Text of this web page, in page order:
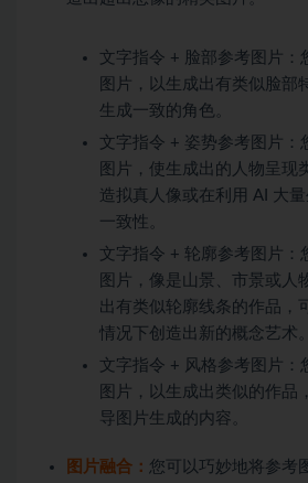
文字指令 + 脸部参考图片：
图片，以生成出有类似脸部
生成一致的角色。
文字指令 + 姿势参考图片：
图片，使生成出的人物呈现
造拟真人像或在利用 AI 大
一致性。
文字指令 + 轮廓参考图片：
图片，像是山景、市景或人
出有类似轮廓线条的作品，
情况下创造出新的概念艺术。
文字指令 + 风格参考图片：
图片，以生成出类似的作品
导图片生成的内容。
图片融合： 您可以巧妙地将参考